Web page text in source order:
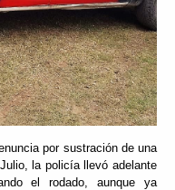
por sustración de una
la policía llevó adelante
el rodado, aunque ya